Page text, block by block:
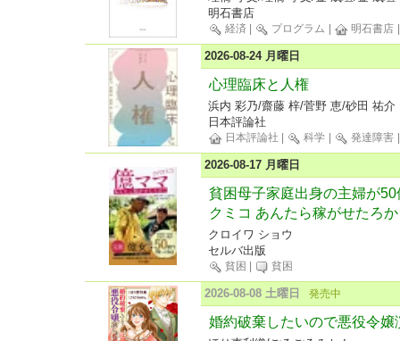
明石書店
経済 プログラム 明石書店
2026-08-24 月曜日
心理臨床と人権
浜内 彩乃/齋藤 梓/菅野 恵/砂田 祐介
日本評論社
日本評論社 科学 発達障害
2026-08-17 月曜日
貧困母子家庭出身の主婦が
クミコ あんたら稼がせたろ
クロイワ ショウ
セルバ出版
貧困 貧困
2026-08-08 土曜日 発売中
婚約破棄したいので悪役令